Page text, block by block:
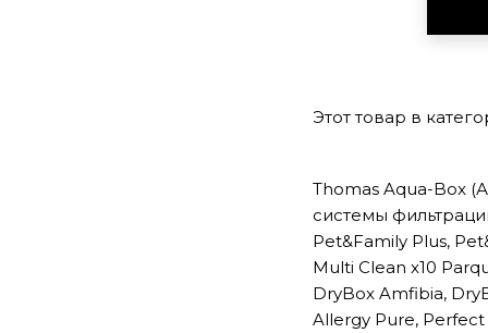
Этот товар в
Thomas Aqua-Box
системы
Pet&Family Plus,
Multi Clean x10
DryBox Amfibia,
Allergy Pure,